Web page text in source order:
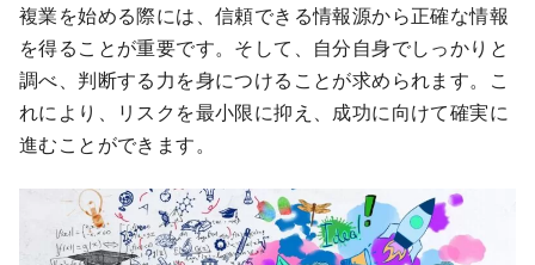
複業を始める際には、信頼できる情報源から正確な情報
を得ることが重要です。そして、自分自身でしっかりと
調べ、判断する力を身につけることが求められます。こ
れにより、リスクを最小限に抑え、成功に向けて確実に
進むことができます。